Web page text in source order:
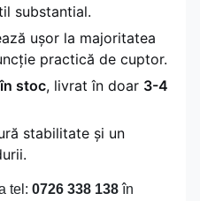
substantial.
ușor la majoritatea
practică de cuptor.
în stoc, livrat în doar 3-4
stabilitate și un
tel: 0726 338 138în